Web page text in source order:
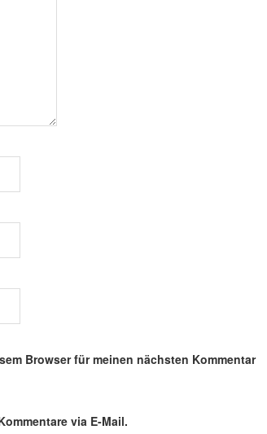
Browser für meinen nächsten Kommentar
via E-Mail.